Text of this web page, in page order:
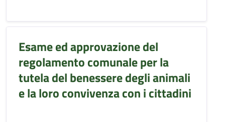
Esame ed approvazione del
regolamento comunale per la
tutela del benessere degli animali
e la loro convivenza con i cittadini